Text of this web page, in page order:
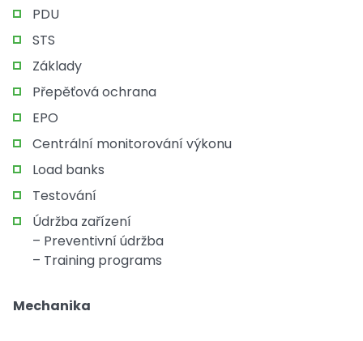
PDU
STS
Základy
Přepěťová ochrana
EPO
Centrální monitorování výkonu
Load banks
Testování
Údržba zařízení
– Preventivní údržba
– Training programs
Mechanika